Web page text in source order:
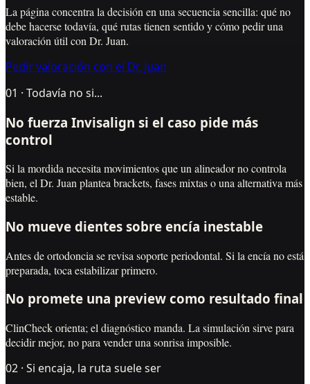
La página concentra la decisión en una secuencia sencilla: qué no
debe hacerse todavía, qué rutas tienen sentido y cómo pedir una
valoración útil con Dr. Juan.
Pedir valoración con el Dr. Juan
01 · Todavía no si...
No fuerza Invisalign si el caso pide más
control
Si la mordida necesita movimientos que un alineador no controla
bien, el Dr. Juan plantea brackets, fases mixtas o una alternativa más
estable.
No mueve dientes sobre encía inestable
Antes de ortodoncia se revisa soporte periodontal. Si la encía no está
preparada, toca estabilizar primero.
No promete una preview como resultado final
ClinCheck orienta; el diagnóstico manda. La simulación sirve para
decidir mejor, no para vender una sonrisa imposible.
02 · Si encaja, la ruta suele ser